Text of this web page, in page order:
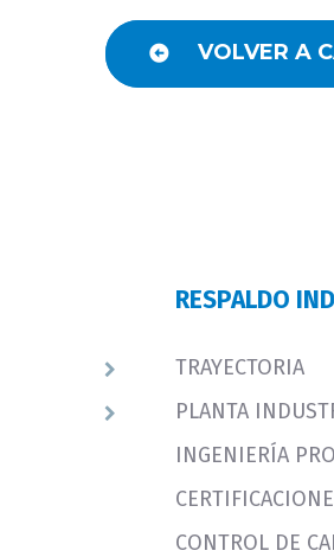
VOLVER A
RESPALDO
TRAYECTORIA
PLANTA
INGENIERÍA
CONTROL DE